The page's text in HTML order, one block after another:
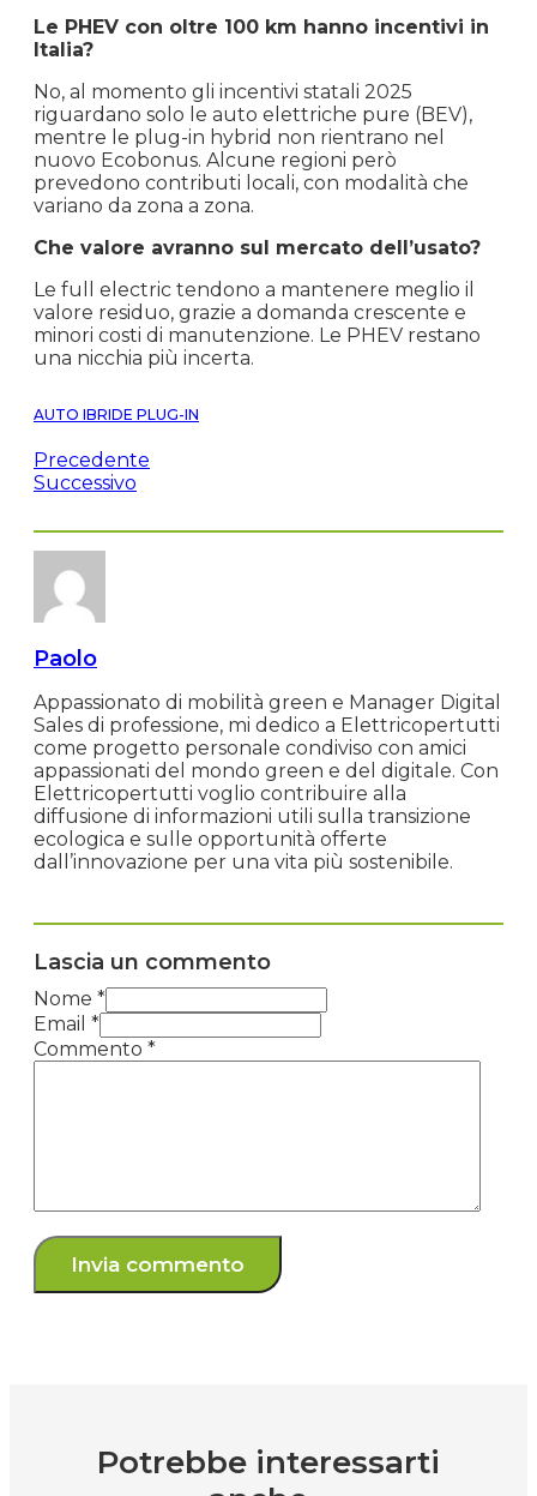
Le PHEV con oltre 100 km hanno incentivi in
Italia?
No, al momento gli incentivi statali 2025
riguardano solo le auto elettriche pure (BEV),
mentre le plug-in hybrid non rientrano nel
nuovo Ecobonus. Alcune regioni però
prevedono contributi locali, con modalità che
variano da zona a zona.
Che valore avranno sul mercato dell’usato?
Le full electric tendono a mantenere meglio il
valore residuo, grazie a domanda crescente e
minori costi di manutenzione. Le PHEV restano
una nicchia più incerta.
AUTO IBRIDE PLUG-IN
Precedente
Successivo
Paolo
Appassionato di mobilità green e Manager Digital
Sales di professione, mi dedico a Elettricopertutti
come progetto personale condiviso con amici
appassionati del mondo green e del digitale. Con
Elettricopertutti voglio contribuire alla
diffusione di informazioni utili sulla transizione
ecologica e sulle opportunità offerte
dall’innovazione per una vita più sostenibile.
Lascia un commento
Nome *
Email *
Commento *
Potrebbe interessarti